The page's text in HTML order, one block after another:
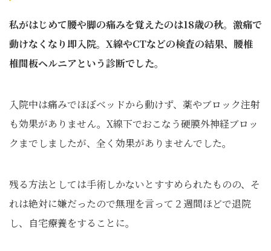
私がはじめて腰や脚の痛みを覚えたのは18歳の秋。激痛で
動けなくなり即入院。X線やCTなどの検査の結果、腰椎
椎間板ヘルニアという診断でした。
入院中は痛みでほぼベッドから動けず、薬やブロック注射
も効果がありません。X線下でおこなう硬膜外神経ブロッ
クまでしましたが、全く効果がありませんでした。
残る方法としては手術しかないとすすめられたものの、そ
れは絶対に嫌だったので無理を言って２週間ほどで退院
し、自宅療養をすることに。